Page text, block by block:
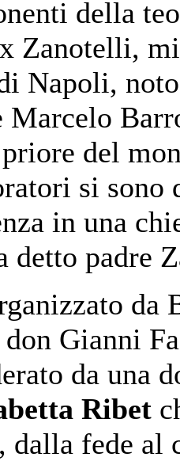
della
Zanotelli,
Napoli,
del
si
in una
detto padre
da
Gianni
da una
Ribet
fede al